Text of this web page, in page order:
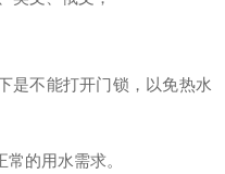
是不能打开门锁，以免热水
常的用水需求。